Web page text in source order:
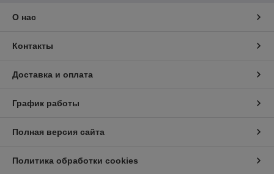
О нас
Контакты
Доставка и оплата
График работы
Полная версия сайта
Политика обработки cookies